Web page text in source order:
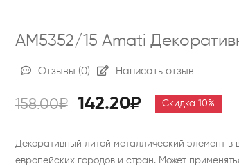
AM5352/15 Amati
Отзывы (0) Написать отзыв
158.00₽ 142.20₽ Скидка 10%
Декоративный литой металлический элемент в
европейских городов и стран. Может